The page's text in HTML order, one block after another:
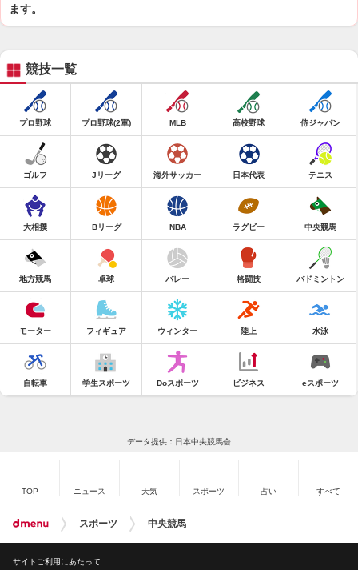
ます。
競技一覧
プロ野球 プロ野球(2軍) MLB 高校野球 侍ジャパン
ゴルフ Jリーグ 海外サッカー 日本代表 テニス
大相撲 Bリーグ NBA ラグビー 中央競馬
地方競馬 卓球 バレー 格闘技 バドミントン
モーター フィギュア ウィンター 陸上 水泳
自転車 学生スポーツ Doスポーツ ビジネス eスポーツ
データ提供：日本中央競馬会
TOP ニュース 天気 スポーツ 占い すべて
スポーツ 中央競馬
サイトご利用にあたって